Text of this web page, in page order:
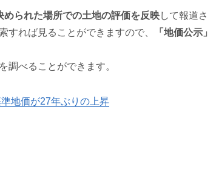
られた場所での土地の評価を反映して報道さ
すれば見ることができますので、
「地価公示」
調べることができます。
地価が27年ぶりの上昇